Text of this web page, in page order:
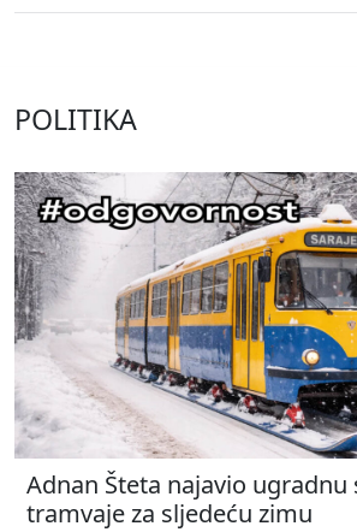
POLITIKA
Adnan Šteta najavio ugradnu
tramvaje za sljedeću zimu